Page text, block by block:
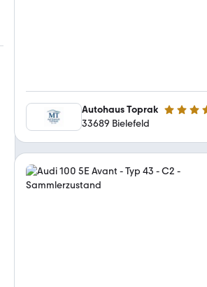
Autohaus Toprak 4.9 Sterne
33689 Bielefeld